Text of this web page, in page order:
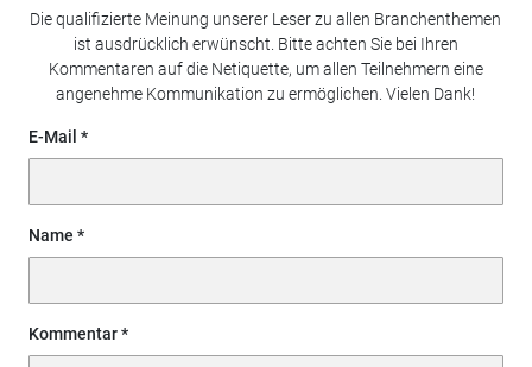
Die qualifizierte Meinung unserer Leser zu allen Branchenthemen
ist ausdrücklich erwünscht. Bitte achten Sie bei Ihren
Kommentaren auf die Netiquette, um allen Teilnehmern eine
angenehme Kommunikation zu ermöglichen. Vielen Dank!
E-Mail
Name
Kommentar